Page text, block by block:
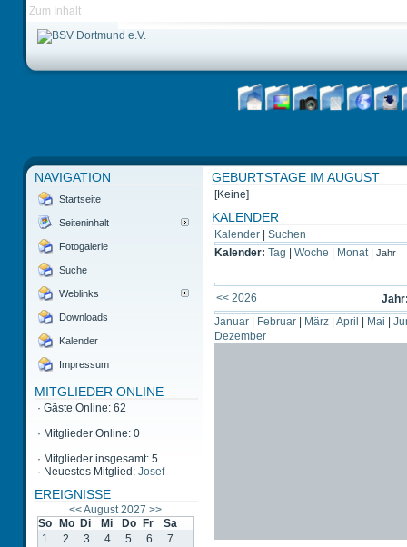
Zum Inhalt
NAVIGATION
Startseite
Seiteninhalt
Fotogalerie
Suche
Weblinks
Downloads
Kalender
Impressum
MITGLIEDER ONLINE
· Gäste Online: 62
· Mitglieder Online: 0
· Mitglieder insgesamt: 5
· Neuestes Mitglied:Josef
EREIGNISSE
<<August 2027 >>
So
Mo Di Mi Do Fr
Sa
1
2 3 4 5 6
7
GEBURTSTAGE IM AUGUST
[Keine]
KALENDER
Kalender |Suchen
Kalender: Tag |Woche Monat|Jahr
<< 2026
Januar
Februar März |April Mai |
Dezember